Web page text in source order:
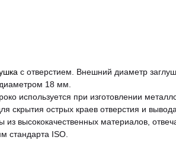
с отверстием. Внешний диаметр
18 мм.
используется при изготовлении
скрытия острых краев отверстия и
из высококачественных материалов,
стандарта ISO.